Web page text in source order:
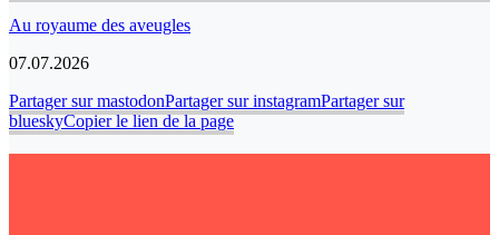
Au royaume des aveugles
07.07.2026
Partager sur mastodonPartager sur instagramPartager sur
blueskyCopier le lien de la page